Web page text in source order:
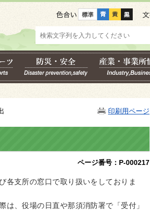
色合い
印刷用ページ
ページ番号：P-000217
各支所の窓口で取り扱いをしておりま
は、役場の日直や那須消防署で「受付」